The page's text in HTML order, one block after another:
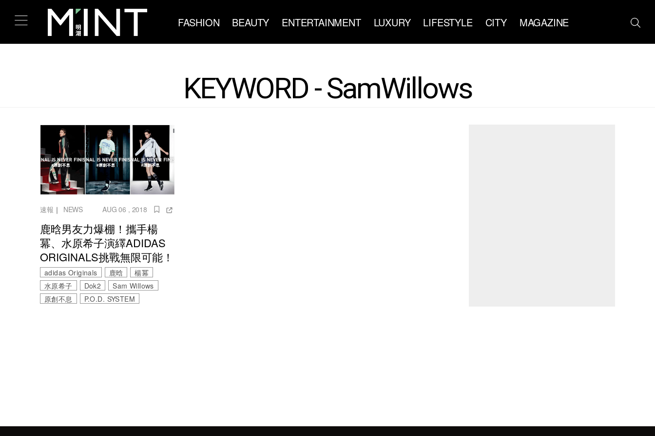
FASHION BEAUTY ENTERTAINMENT LUXURY LIFESTYLE CITY MAGAZINE
KEYWORD - SamWillows
速報 ｜ NEWS AUG 06 , 2018
鹿晗男友力爆棚！攜手楊
冪、水原希子演繹ADIDAS
ORIGINALS挑戰無限可能！
adidas Originals 鹿晗
楊冪
水原希子
Dok2
Sam Willows
原創不息
P.O.D. SYSTEM